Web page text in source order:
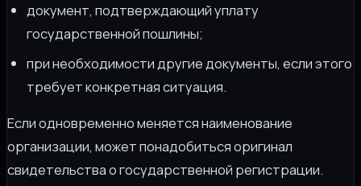
документ, подтверждающий уплату
государственной пошлины;
при необходимости другие документы, если этого
требует конкретная ситуация.
Если одновременно меняется наименование
организации, может понадобиться оригинал
свидетельства о государственной регистрации.